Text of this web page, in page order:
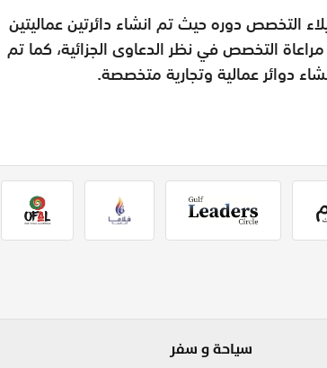
التخصص دوره حيث تم انشاء دائرتين عماليتين
التخصص في نظر الدعاوى الجزائية، كما تم
دوائر عمالية وتجارية متخصصة.
سياحة و سفر